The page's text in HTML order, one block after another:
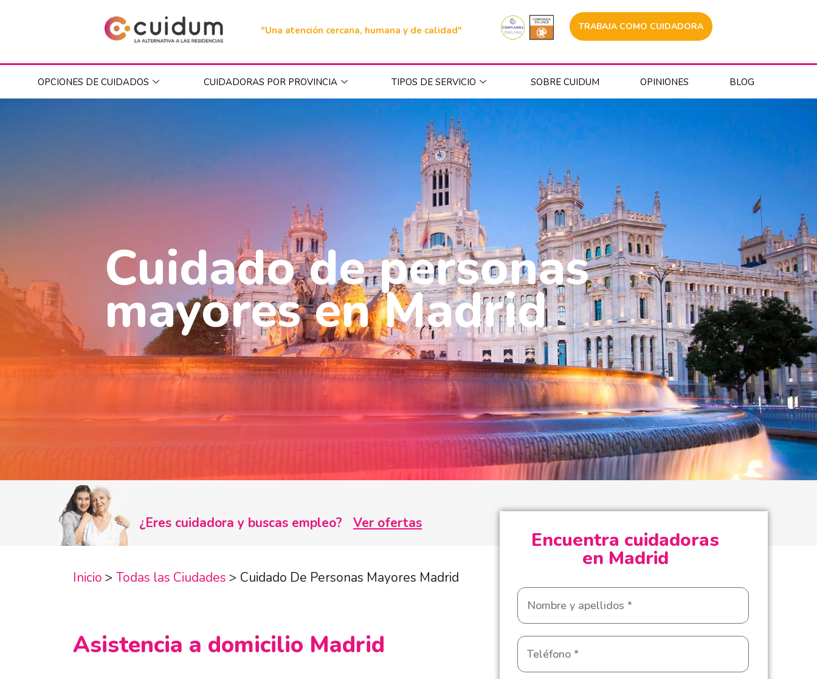
"Una atención cercana, humana y de calidad" TRABAJA COMO CUIDADORA
OPCIONES DE CUIDADOS CUIDADORAS POR PROVINCIA TIPOS DE SERVICIO SOBRE CUIDUM OPINIONES BLOG
Cuidado de personas
mayores en Madrid
¿Eres cuidadora y buscas empleo?Ver ofertas
Inicio > Todas las Ciudades > Cuidado De Personas Mayores Madrid
Asistencia a domicilio Madrid
Encuentra cuidadoras
en Madrid